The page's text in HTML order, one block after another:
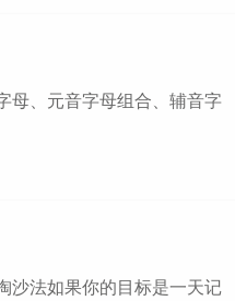
母、元音字母组合、辅音字
沙法如果你的目标是一天记